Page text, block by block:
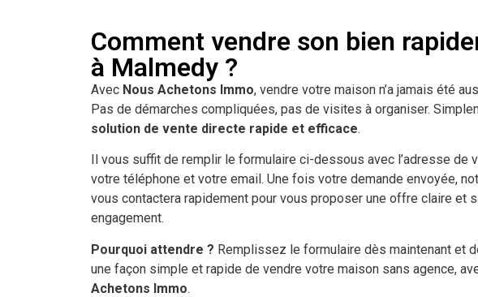
Comment vendre son bien
à Malmedy ?
Avec Nous Achetons Immo, vendre votre maison n’a jamais été
Pas de démarches compliquées, pas de visites à organiser.
solution de vente directe rapide et efficace.
Il vous suffit de remplir le formulaire ci-dessous avec l’adresse de
votre téléphone et votre email. Une fois votre demande envoyée,
vous contactera rapidement pour vous proposer une offre claire et
engagement.
Pourquoi attendre ? Remplissez le formulaire dès maintenant et
une façon simple et rapide de vendre votre maison sans agence,
Achetons Immo.